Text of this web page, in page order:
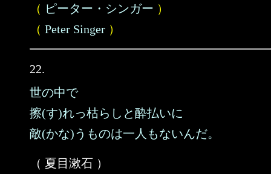
（ ピーター・シンガー ）
（ Peter Singer ）
22.
世の中で
擦(す)れっ枯らしと酔払いに
敵(かな)うものは一人もないんだ。
（ 夏目漱石 ）